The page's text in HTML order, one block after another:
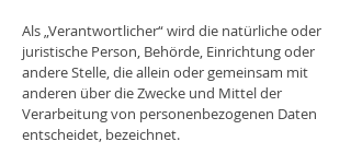
Als „Verantwortlicher“ wird die natürliche oder
juristische Person, Behörde, Einrichtung oder
andere Stelle, die allein oder gemeinsam mit
anderen über die Zwecke und Mittel der
Verarbeitung von personenbezogenen Daten
entscheidet, bezeichnet.